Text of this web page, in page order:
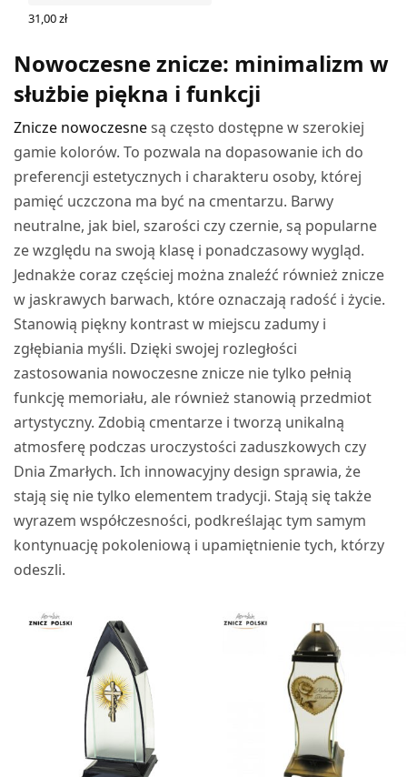
31,00zł
Nowoczesne znicze: minimalizm w
służbie piękna i funkcji
Znicze nowoczesnesą często dostępne w szerokiej
gamie kolorów. To pozwala na dopasowanie ich do
preferencji estetycznych i charakteru osoby, której
pamięć uczczona ma być na cmentarzu. Barwy
neutralne, jak biel, szarości czy czernie, są popularne
ze względu na swoją klasę i ponadczasowy wygląd.
Jednakże coraz częściej można znaleźć również znicze
w jaskrawych barwach, które oznaczają radość i życie.
Stanowią piękny kontrast w miejscu zadumy i
zgłębiania myśli. Dzięki swojej rozległości
zastosowania nowoczesne znicze nie tylko pełnią
funkcję memoriału, ale również stanowią przedmiot
artystyczny. Zdobią cmentarze i tworzą unikalną
atmosferę podczas uroczystości zaduszkowych czy
Dnia Zmarłych. Ich innowacyjny design sprawia, że
stają się nie tylko elementem tradycji. Stają się także
wyrazem współczesności, podkreślając tym samym
kontynuację pokoleniową i upamiętnienie tych, którzy
odeszli.